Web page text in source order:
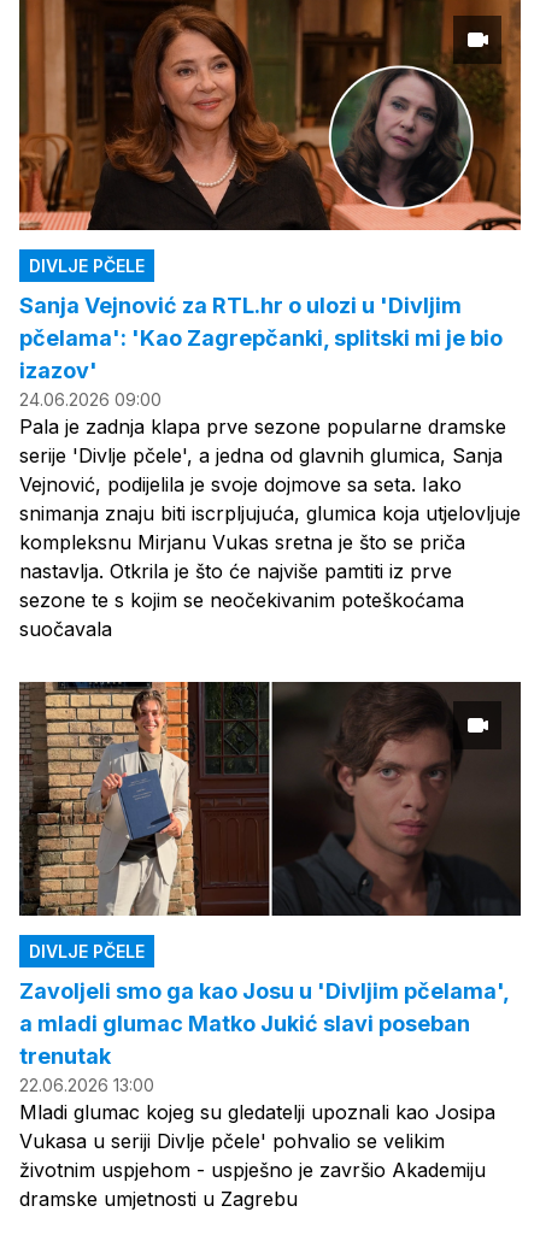
DIVLJE PČELE
Sanja Vejnović za RTL.hr o ulozi u 'Divljim
pčelama': 'Kao Zagrepčanki, splitski mi je bio
izazov'
24.06.2026 09:00
Pala je zadnja klapa prve sezone popularne dramske
serije 'Divlje pčele', a jedna od glavnih glumica, Sanja
Vejnović, podijelila je svoje dojmove sa seta. Iako
snimanja znaju biti iscrpljujuća, glumica koja utjelovljuje
kompleksnu Mirjanu Vukas sretna je što se priča
nastavlja. Otkrila je što će najviše pamtiti iz prve
sezone te s kojim se neočekivanim poteškoćama
suočavala
DIVLJE PČELE
Zavoljeli smo ga kao Josu u 'Divljim pčelama',
a mladi glumac Matko Jukić slavi poseban
trenutak
22.06.2026 13:00
Mladi glumac kojeg su gledatelji upoznali kao Josipa
Vukasa u seriji Divlje pčele' pohvalio se velikim
životnim uspjehom - uspješno je završio Akademiju
dramske umjetnosti u Zagrebu